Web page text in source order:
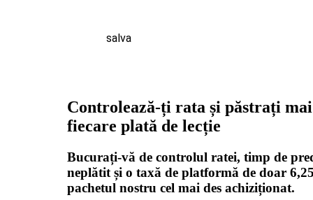
salva
Controlează-ți rata și păstrați
fiecare plată de lecție
Bucurați-vă de controlul ratei, timp de
neplătit și o taxă de platformă de doar
pachetul nostru cel mai des achiziționat.